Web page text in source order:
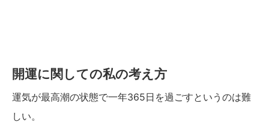
開運に関しての私の考え方
運気が最高潮の状態で一年365日を過ごすというのは難
しい。